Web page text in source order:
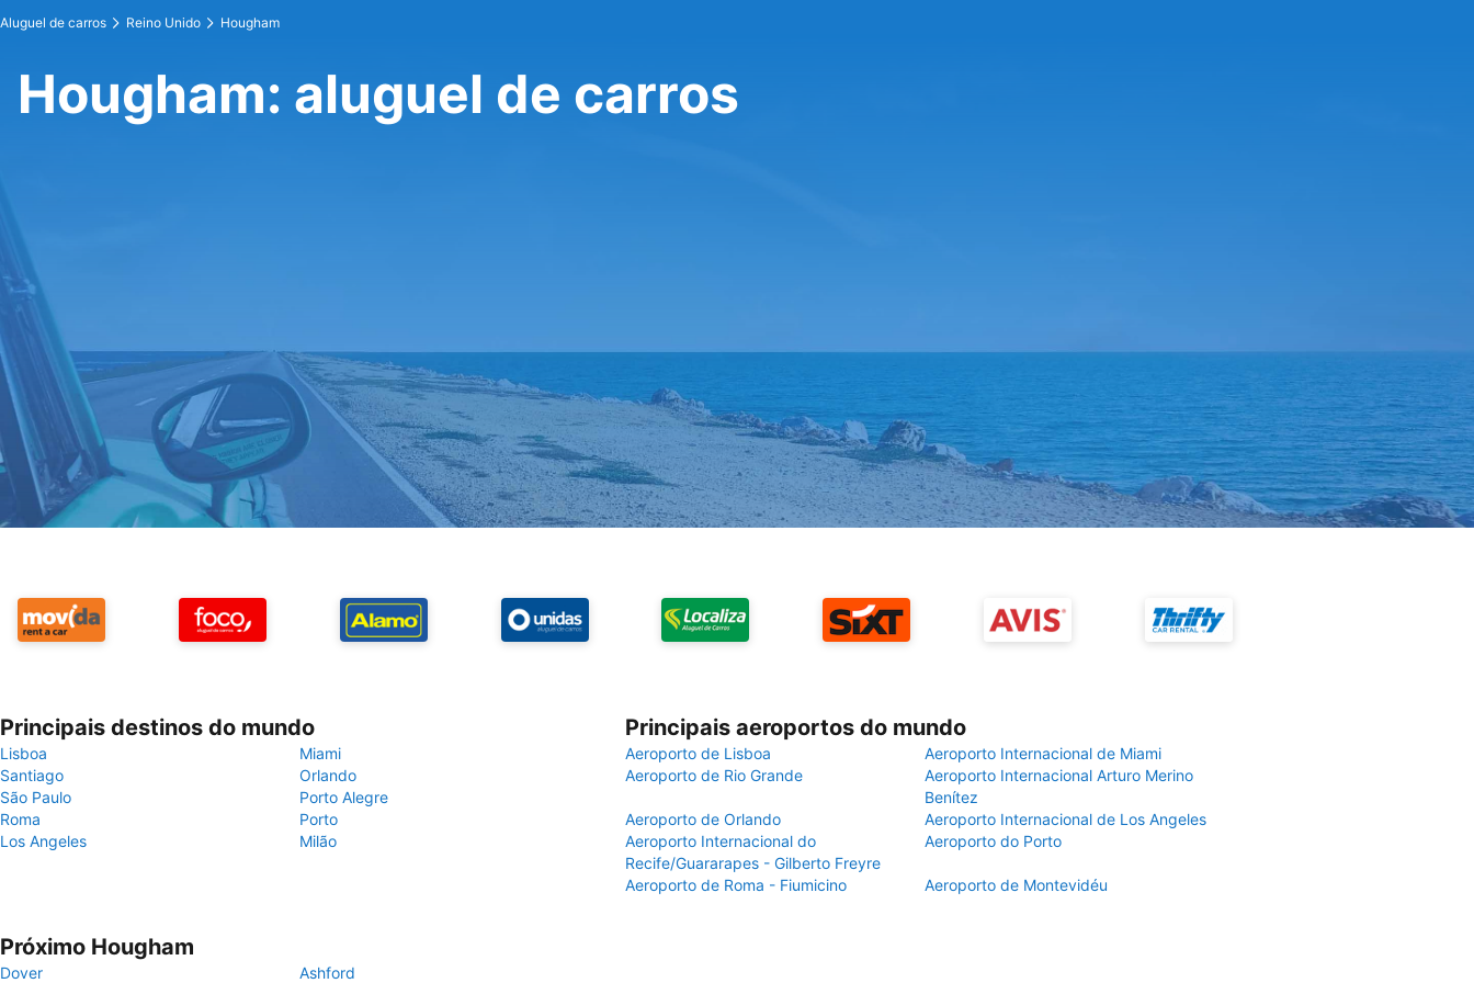
Aluguel de carros Reino Unido Hougham
Hougham: aluguel de carros
Principais destinos do mundo
Lisboa
Miami
Santiago
Orlando
São Paulo
Porto Alegre
Roma
Porto
Los Angeles
Milão
Principais aeroportos do mundo
Aeroporto de Lisboa
Aeroporto Internacional de Miami
Aeroporto de Rio Grande
Aeroporto Internacional Arturo Merino
Benítez
Aeroporto de Orlando
Aeroporto Internacional de Los Angeles
Aeroporto Internacional do
Recife/Guararapes - Gilberto Freyre
Aeroporto do Porto
Aeroporto de Roma - Fiumicino Aeroporto de Montevidéu
Próximo Hougham
Dover Ashford